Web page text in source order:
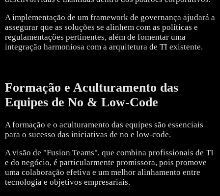
A implementação de um framework de governança ajudará a
assegurar que as soluções se alinhem com as políticas e
regulamentações pertinentes, além de fomentar uma
integração harmoniosa com a arquitetura de TI existente.
Formação e Aculturamento das
Equipes de No & Low-Code
A formação e o aculturamento das equipes são essenciais
para o sucesso das iniciativas de no e low-code.
A visão de "Fusion Teams", que combina profissionais de TI
e do negócio, é particularmente promissora, pois promove
uma colaboração efetiva e um melhor alinhamento entre
tecnologia e objetivos empresariais.